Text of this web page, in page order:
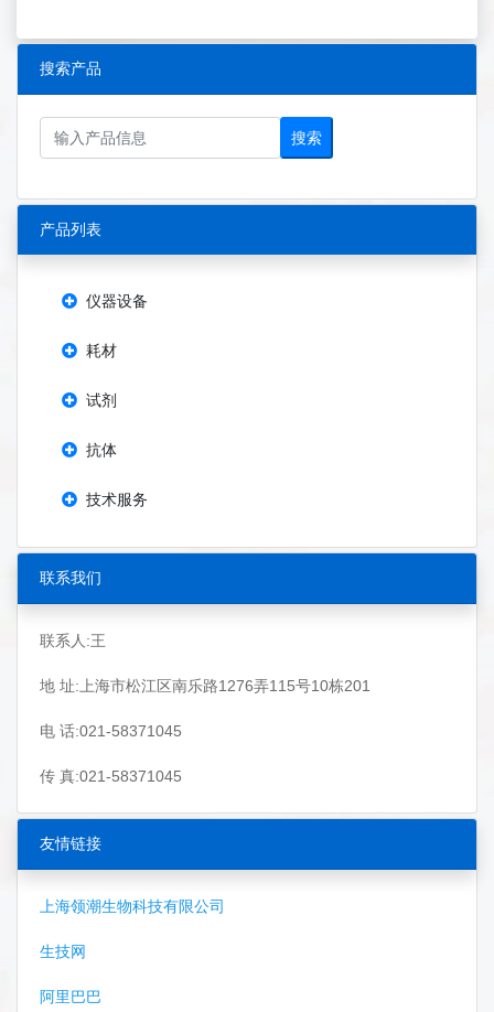
搜索产品
搜索
产品列表
仪器设备
耗材
试剂
抗体
技术服务
联系我们
联系人:王
地 址:上海市松江区南乐路1276弄115号10栋201
电 话:021-58371045
传 真:021-58371045
友情链接
上海领潮生物科技有限公司
生技网
阿里巴巴